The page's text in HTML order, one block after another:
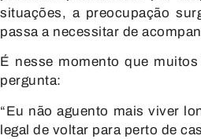
situações, a preocupação
passa a necessitar de
É nesse momento que
pergunta:
“Eu não aguento mais viver
legal de voltar para perto de